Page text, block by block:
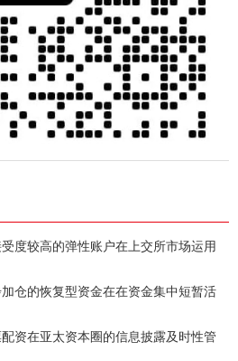
度较高的弹性账户在上交所市场运用
仓的恢复型资金在在资金集中短暂活
资在亚太资本圈的信息披露及时性管